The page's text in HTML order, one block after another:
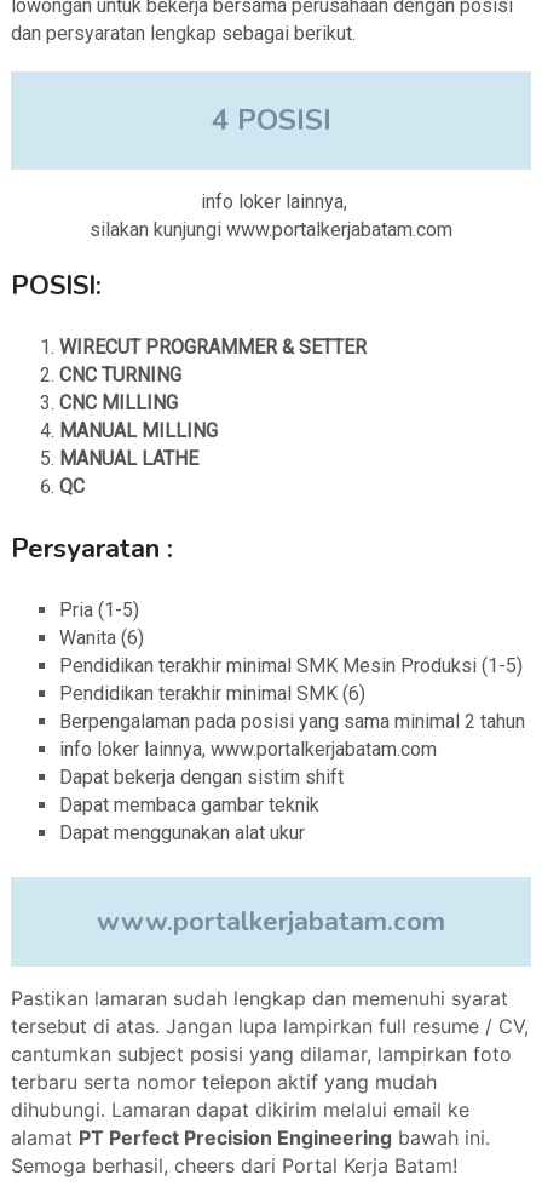
lowongan untuk bekerja bersama perusahaan dengan posisi
dan persyaratan lengkap sebagai berikut.
4 POSISI
info loker lainnya,
silakan kunjungi www.portalkerjabatam.com
POSISI:
WIRECUT PROGRAMMER & SETTER
CNC TURNING
CNC MILLING
MANUAL MILLING
MANUAL LATHE
QC
Persyaratan :
Pria (1-5)
Wanita (6)
Pendidikan terakhir minimal SMK Mesin Produksi (1-5)
Pendidikan terakhir minimal SMK (6)
Berpengalaman pada posisi yang sama minimal 2 tahun
info loker lainnya, www.portalkerjabatam.com
Dapat bekerja dengan sistim shift
Dapat membaca gambar teknik
Dapat menggunakan alat ukur
www.portalkerjabatam.com
Pastikan lamaran sudah lengkap dan memenuhi syarat
tersebut di atas. Jangan lupa lampirkan full resume / CV,
cantumkan subject posisi yang dilamar, lampirkan foto
terbaru serta nomor telepon aktif yang mudah
dihubungi. Lamaran dapat dikirim melalui email ke
alamat PT Perfect Precision Engineeringbawah ini.
Semoga berhasil, cheers dari Portal Kerja Batam!